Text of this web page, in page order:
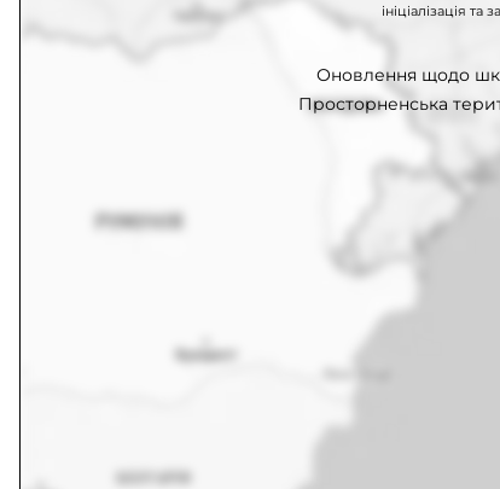
Оновлення щодо
Просторненська
ініціалізація та